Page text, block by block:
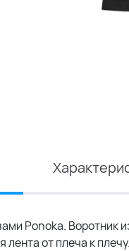
Ponoka. Воротник
от плеча к